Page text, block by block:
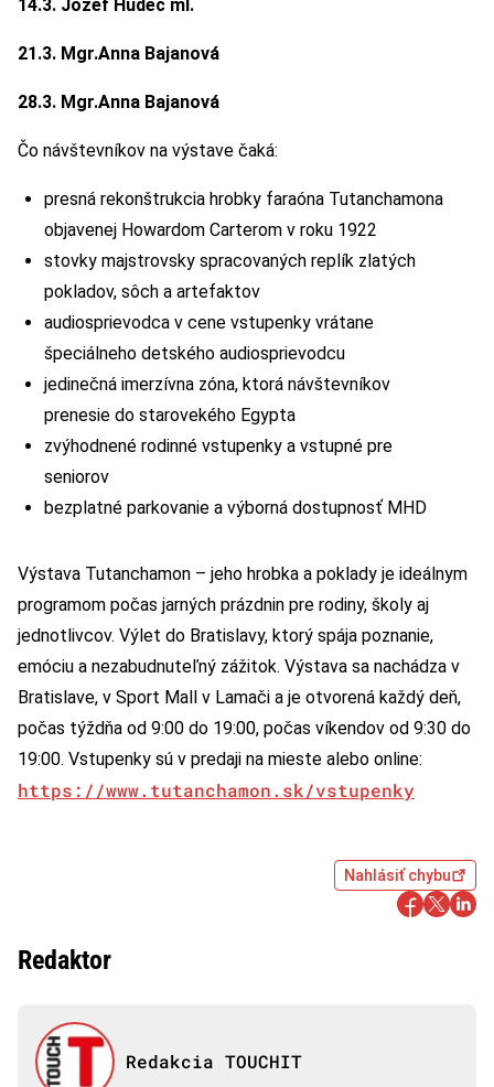
14.3. Jozef Hudec ml.
21.3. Mgr.Anna Bajanová
28.3. Mgr.Anna Bajanová
Čo návštevníkov na výstave čaká:
presná rekonštrukcia hrobky faraóna Tutanchamona
objavenej Howardom Carterom v roku 1922
stovky majstrovsky spracovaných replík zlatých
pokladov, sôch a artefaktov
audiosprievodca v cene vstupenky vrátane
špeciálneho detského audiosprievodcu
jedinečná imerzívna zóna, ktorá návštevníkov
prenesie do starovekého Egypta
zvýhodnené rodinné vstupenky a vstupné pre
seniorov
bezplatné parkovanie a výborná dostupnosť MHD
Výstava Tutanchamon – jeho hrobka a poklady je ideálnym
programom počas jarných prázdnin pre rodiny, školy aj
jednotlivcov. Výlet do Bratislavy, ktorý spája poznanie,
emóciu a nezabudnuteľný zážitok. Výstava sa nachádza v
Bratislave, v Sport Mall v Lamači a je otvorená každý deň,
počas týždňa od 9:00 do 19:00, počas víkendov od 9:30 do
19:00. Vstupenky sú v predaji na mieste alebo online:
https://www.tutanchamon.sk/vstupenky
Nahlásiť chybu
Redaktor
Redakcia TOUCHIT